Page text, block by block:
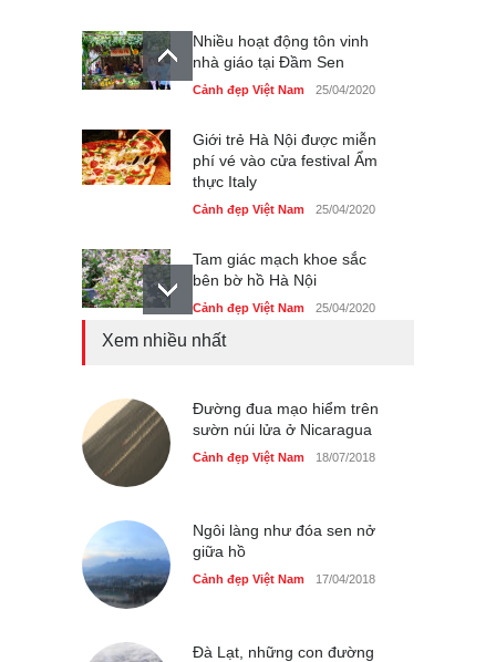
Nhiều hoạt động tôn vinh
nhà giáo tại Đầm Sen
Cảnh đẹp Việt Nam 25/04/2020
Giới trẻ Hà Nội được miễn
phí vé vào cửa festival Ẩm
thực Italy
Cảnh đẹp Việt Nam 25/04/2020
Tam giác mạch khoe sắc
bên bờ hồ Hà Nội
Cảnh đẹp Việt Nam 25/04/2020
Cảnh đẹp Việt Nam 24/04/2020
Những món ăn đồng quê
Xem nhiều nhất
Đường đua mạo hiểm trên
sườn núi lửa ở Nicaragua
Cảnh đẹp Việt Nam 18/07/2018
Ngôi làng như đóa sen nở
giữa hồ
Cảnh đẹp Việt Nam 17/04/2018
Đà Lạt, những con đường